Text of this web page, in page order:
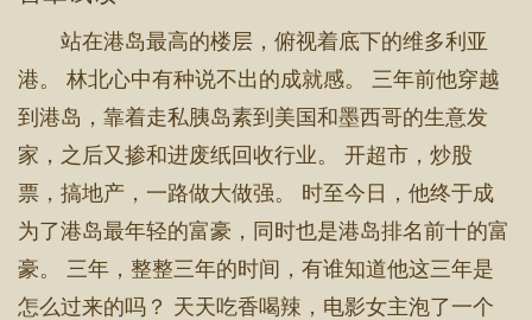
站在港岛最高的楼层，俯视着底下的维多利亚
港。 林北心中有种说不出的成就感。 三年前他穿越
到港岛，靠着走私胰岛素到美国和墨西哥的生意发
家，之后又掺和进废纸回收行业。 开超市，炒股
票，搞地产，一路做大做强。 时至今日，他终于成
为了港岛最年轻的富豪，同时也是港岛排名前十的富
豪。 三年，整整三年的时间，有谁知道他这三年是
怎么过来的吗？ 天天吃香喝辣，电影女主泡了一个